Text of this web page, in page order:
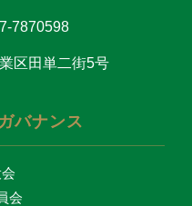
7870598
区田単二街5号
バナンス
会